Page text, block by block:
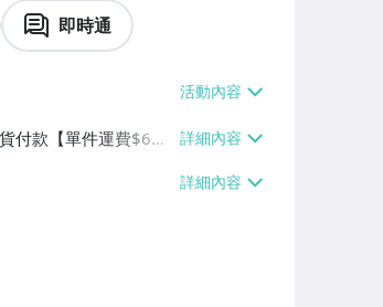
即時通
付款【單件運費$6